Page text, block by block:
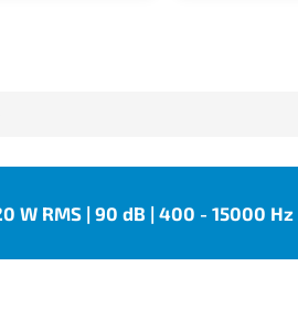
W RMS | 90 dB | 400 - 15000 Hz